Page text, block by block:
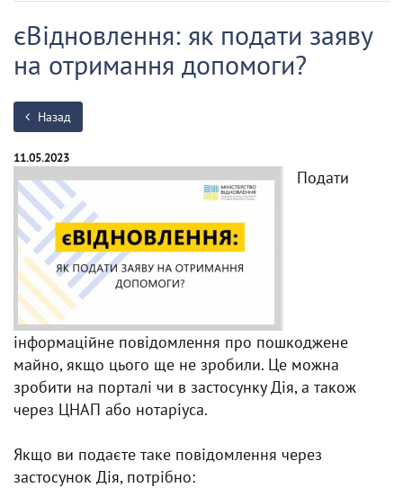
єВідновлення: як подати заяву
на отримання допомоги?
Назад
11.05.2023
Подати
інформаційне повідомлення про пошкоджене
майно, якщо цього ще не зробили. Це можна
зробити на порталі чи в застосунку Дія, а також
через ЦНАП або нотаріуса.
Якщо ви подаєте таке повідомлення через
застосунок Дія, потрібно: